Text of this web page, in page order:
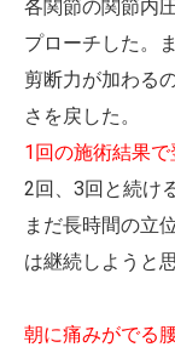
各関節の関節内
プローチした。
剪断力が加わる
さを戻した。
1回の施術結果
2回、3回と続け
まだ長時間の立
は継続しようと思
朝に痛みがでる